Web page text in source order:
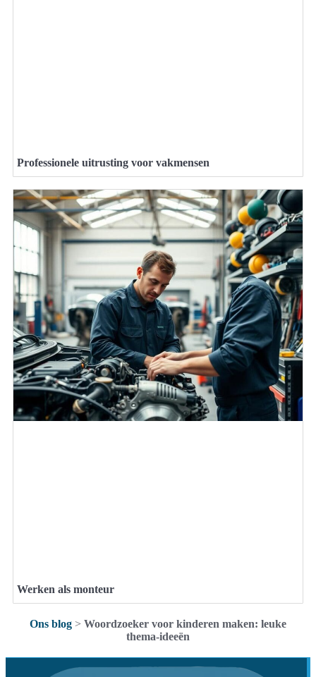
Professionele uitrusting voor vakmensen
Werken als monteur
Ons blog > Woordzoeker voor kinderen maken: leuke
thema-ideeën